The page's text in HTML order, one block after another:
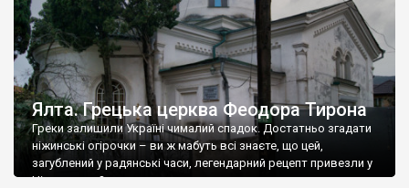
Ялта. Грецька церква Феодора Тирона
Греки залишили Україні чималий спадок. Достатньо згадати
ніжинські огірочки – ви ж мабуть всі знаєте, що цей,
загублений у радянські часи, легендарний рецепт привезли у
Ніжин греки?